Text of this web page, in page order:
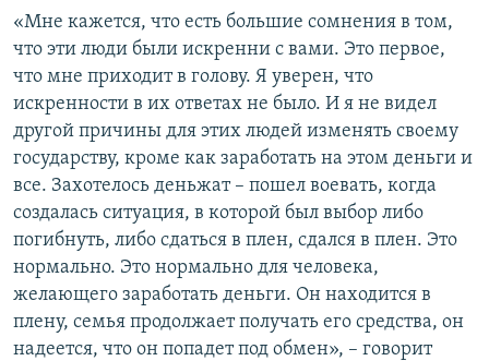
«Мне кажется, что есть большие сомнения в том,
что эти люди были искренни с вами. Это первое,
что мне приходит в голову. Я уверен, что
искренности в их ответах не было. И я не видел
другой причины для этих людей изменять своему
государству, кроме как заработать на этом деньги и
все. Захотелось деньжат – пошел воевать, когда
создалась ситуация, в которой был выбор либо
погибнуть, либо сдаться в плен, сдался в плен. Это
нормально. Это нормально для человека,
желающего заработать деньги. Он находится в
плену, семья продолжает получать его средства, он
надеется, что он попадет под обмен», – говорит